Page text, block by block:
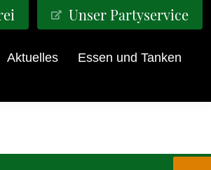
Unser Partyservice
Aktuelles Essen und Tanken